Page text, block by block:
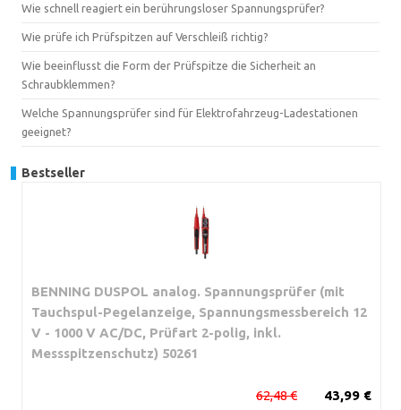
Wie schnell reagiert ein berührungsloser Spannungsprüfer?
Wie prüfe ich Prüfspitzen auf Verschleiß richtig?
Wie beeinflusst die Form der Prüfspitze die Sicherheit an
Schraubklemmen?
Welche Spannungsprüfer sind für Elektrofahrzeug-Ladestationen
geeignet?
Bestseller
BENNING DUSPOL analog. Spannungsprüfer (mit
Tauchspul-Pegelanzeige, Spannungsmessbereich 12
V - 1000 V AC/DC, Prüfart 2-polig, inkl.
Messspitzenschutz) 50261
43,99 €
62,48 €